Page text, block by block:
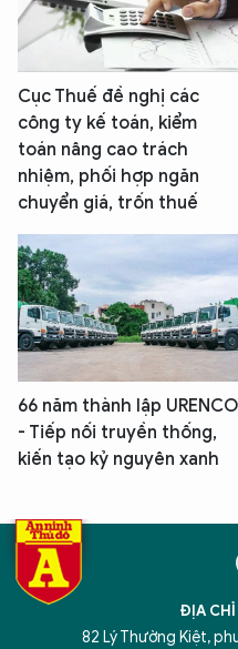
Cục Thuế đề nghị các
công ty kế toán, kiểm
toán nâng cao trách
nhiệm, phối hợp ngăn
chuyển giá, trốn thuế
66 năm thành lập URENCO
- Tiếp nối truyền thống,
kiến tạo kỷ nguyên xanh
ĐỊA CHỈ
82 Lý Thường Kiệt,